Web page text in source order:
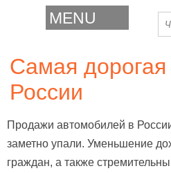
MENU
Самая
России
Продажи автомобилей в
заметно упали. Уменьшение
граждан, а также